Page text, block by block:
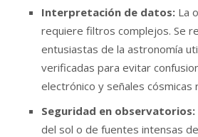
Interpretación de datos: La
requiere filtros complejos. Se
entusiastas de la astronomía
verificadas para evitar
electrónico y señales cósmicas
Seguridad en observatorios:
del sol o de fuentes intensas